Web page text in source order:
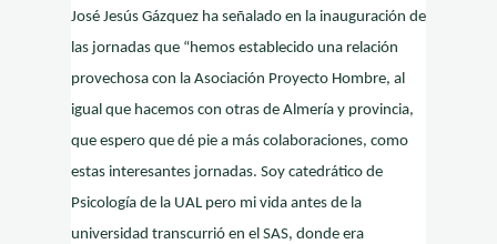
José Jesús Gázquez ha señalado en la inauguración de
las jornadas que “hemos establecido una relación
provechosa con la Asociación Proyecto Hombre, al
igual que hacemos con otras de Almería y provincia,
que espero que dé pie a más colaboraciones, como
estas interesantes jornadas. Soy catedrático de
Psicología de la UAL pero mi vida antes de la
universidad transcurrió en el SAS, donde era